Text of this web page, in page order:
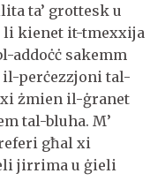
ta’ grottesk u
li kienet it-tmexxija
addoċċ sakemm
perċezzjoni tal-
żmien il-ġranet
tal-bluha. M’
għal xi
jirrima u ġieli